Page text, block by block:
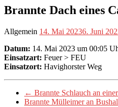
Brannte Dach eines
Allgemein 14. Mai 20236. Juni
Datum: 14. Mai 2023 um 00:05
Einsatzart: Feuer > FEU
Einsatzort: Havighorster Weg
← Brannte Schlauch an
Brannte Mülleimer an